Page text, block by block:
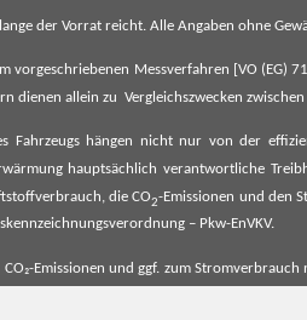
der Vorrat reicht. Alle Angaben ohne
vorgeschriebenen Messverfahren [VO
dienen allein zu Vergleichszwecken
Fahrzeugs hängen nicht nur von der
hauptsächlich verantwortliche
die CO2-Emissionen und den
– Pkw-EnVKV.
Emissionen und ggf. zum